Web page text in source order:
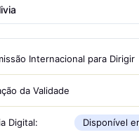
Internacional para Dirigir
da Validade
Digital: Disponível